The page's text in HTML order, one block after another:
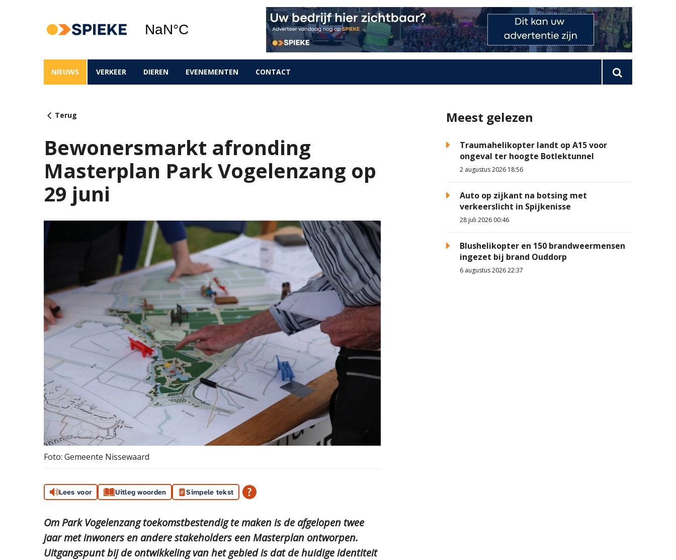
NIEUWS VERKEER DIEREN EVENEMENTEN CONTACT
Terug
Bewonersmarkt afronding
Masterplan Park Vogelenzang op
29 juni
Foto: Gemeente Nissewaard
Lees voor Uitleg woorden Simpele tekst
Om Park Vogelenzang toekomstbestendig te maken is de afgelopen twee
jaar met inwoners en andere stakeholders een Masterplan ontworpen.
Uitgangspunt bij de ontwikkeling van het gebied is dat de huidige identiteit
Meest gelezen
Traumahelikopter landt op A15 voor
ongeval ter hoogte Botlektunnel
2 augustus 2026 18:56
Auto op zijkant na botsing met
verkeerslicht in Spijkenisse
28 juli 2026 00:46
Blushelikopter en 150 brandweermensen
ingezet bij brand Ouddorp
6 augustus 2026 22:37